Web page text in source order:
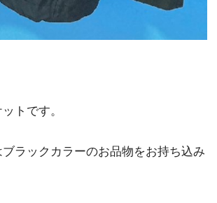
トです。
ラックカラーのお品物をお持ち込み